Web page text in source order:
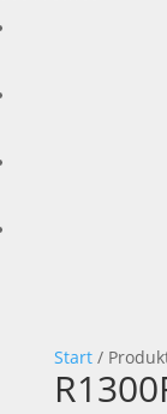
Start/